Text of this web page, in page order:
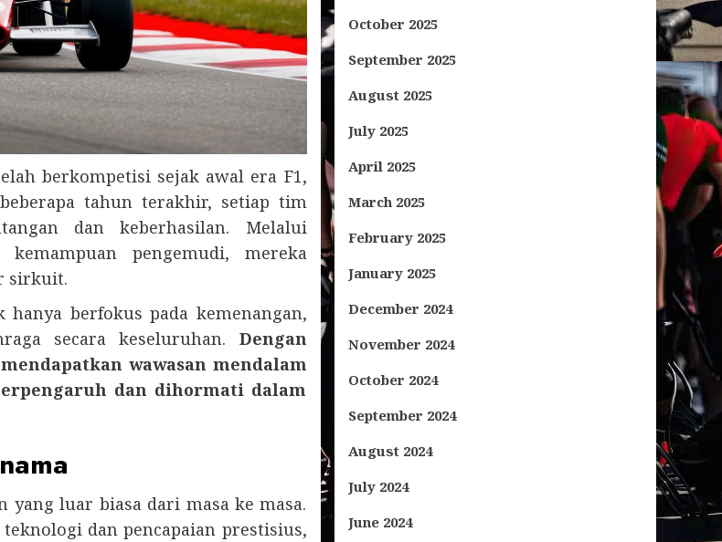
berkompetisi sejak awal era F1,
tahun terakhir, setiap tim
dan keberhasilan. Melalui
pengemudi, mereka
sirkuit.
berfokus pada kemenangan,
secara keseluruhan. Dengan
wawasan mendalam
dan dihormati dalam
luar biasa dari masa ke masa.
dan pencapaian prestisius,
October 2025
September 2025
August 2025
July 2025
April 2025
March 2025
February 2025
January 2025
December 2024
November 2024
October 2024
September 2024
August 2024
July 2024
June 2024